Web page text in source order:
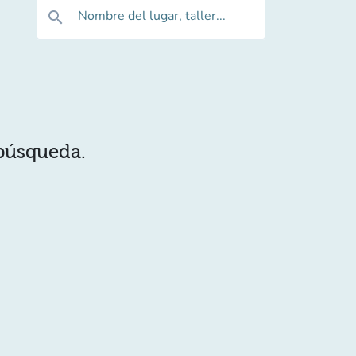
search Nombre del lugar, taller...